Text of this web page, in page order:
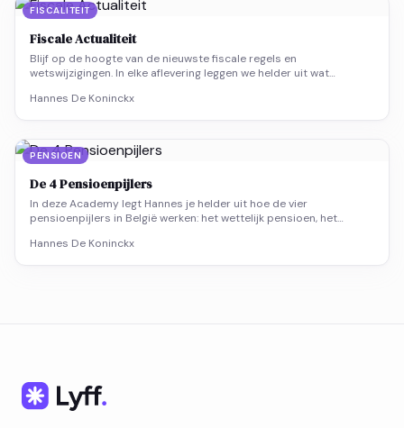
FISCALITEIT
Fiscale Actualiteit
Blijf op de hoogte van de nieuwste fiscale regels en
wetswijzigingen. In elke aflevering leggen we helder uit wat
op kunt inspelen.
Hannes De Koninckx
PENSIOEN
De 4 Pensioenpijlers
In deze Academy legt Hannes je helder uit hoe de vier
pensioenpijlers in België werken: het wettelijk pensioen, het
spaarformules.
Hannes De Koninckx